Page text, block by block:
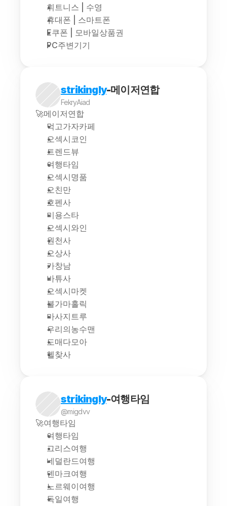
휘트니스 | 수영
휴대폰 | 스마트폰
E쿠폰 | 모바일상품권
PC주변기기
strikingly-메이저연합
FekryAiad
🚀메이저연합
먹고가자카페
오섹시코인
트렌드뷰
여행타임
오섹시명품
오친만
호펜사
미용스타
오섹시와인
원천사
오상사
카창남
바튜사
오섹시마켓
불가마홀릭
마사지트루
우리의농수맨
도매다모아
헬찾사
strikingly-여행타임
@migdvv
🚀여행타임
여행타임
그리스여행
네덜란드여행
덴마크여행
노르웨이여행
독일여행